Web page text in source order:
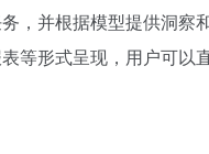
，并根据模型提供洞察和
等形式呈现，用户可以